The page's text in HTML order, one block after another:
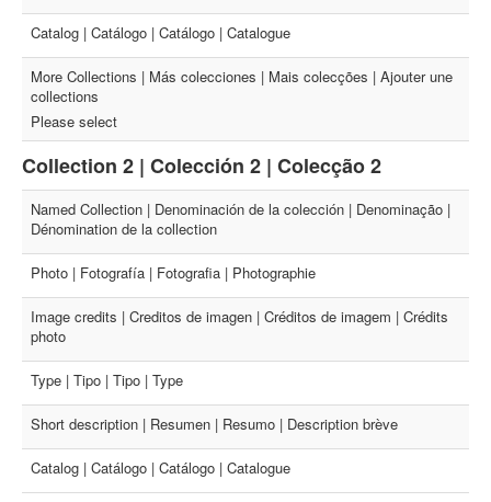
Catalog | Catálogo | Catálogo | Catalogue
More Collections | Más colecciones | Mais colecções | Ajouter une
collections
Please select
Collection 2 | Colección 2 | Colecção 2
Named Collection | Denominación de la colección | Denominação |
Dénomination de la collection
Photo | Fotografía | Fotografia | Photographie
Image credits | Creditos de imagen | Créditos de imagem | Crédits
photo
Type | Tipo | Tipo | Type
Short description | Resumen | Resumo | Description brève
Catalog | Catálogo | Catálogo | Catalogue